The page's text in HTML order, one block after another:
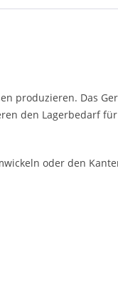
produzieren. Das
den Lagerbedarf
oder den